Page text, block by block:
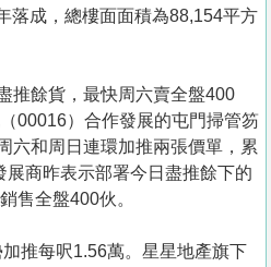
落成，總樓面面積為88,154平方
推餘貨，最快周六賣全盤400
00016）合作發展的屯門掃管笏
六和周日連環加推兩張價單，累
商昨表示部署今日盡推餘下的
售全盤400伙。
加推每呎1.56萬。星星地產旗下